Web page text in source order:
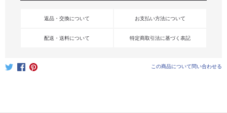
返品・交換について お支払い方法について
配送・送料について 特定商取引法に基づく表記
この商品について問い合わせる